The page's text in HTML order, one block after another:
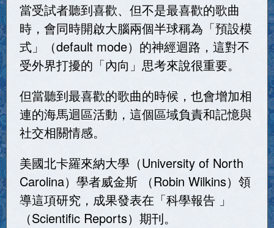
當受試者聽到喜歡、但不是最喜歡的歌曲
時，會同時開啟大腦兩個半球稱為「預設模
式」（default mode）的神經迴路，這對不
受外界打擾的「內向」思考來說很重要。
但當聽到最喜歡的歌曲的時候，也會增加相
連的海馬迴區活動，這個區域負責和記憶與
社交相關情感。
美國北卡羅來納大學（University of North
Carolina）學者威金斯 （Robin Wilkins）領
導這項研究，成果發表在「科學報告 」
（Scientific Reports）期刊。